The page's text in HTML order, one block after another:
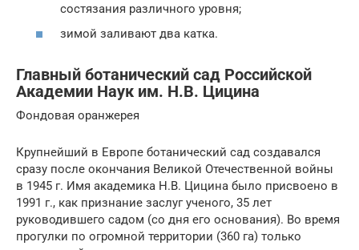
состязания различного уровня;
зимой заливают два катка.
Главный ботанический сад Российской
Академии Наук им. Н.В. Цицина
Фондовая оранжерея
Крупнейший в Европе ботанический сад создавался
сразу после окончания Великой Отечественной войны
в 1945 г. Имя академика Н.В. Цицина было присвоено в
1991 г., как признание заслуг ученого, 35 лет
руководившего садом (со дня его основания). Во время
прогулки по огромной территории (360 га) только